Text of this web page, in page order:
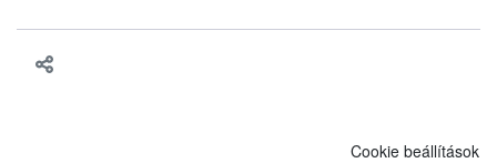
Cookie beállítások